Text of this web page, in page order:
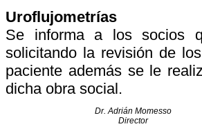
Uroflujometrías
Se informa a los socios
solicitando la revisión de
paciente además se le
dicha obra social.
Dr. Adrián Momesso
Director